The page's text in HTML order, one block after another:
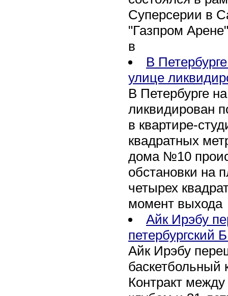
Суперсерии в
"Газпром
в
В
улице
В Петербурге
ликвидирован
в квартире-
квадратных
дома №10
обстановки на
четырех
момент выхода
Айк Ирэбу
петербургский
Айк Ирэбу
баскетбольный
Контракт между